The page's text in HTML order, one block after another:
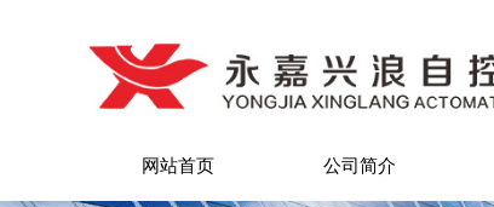
网站首页 公司简介